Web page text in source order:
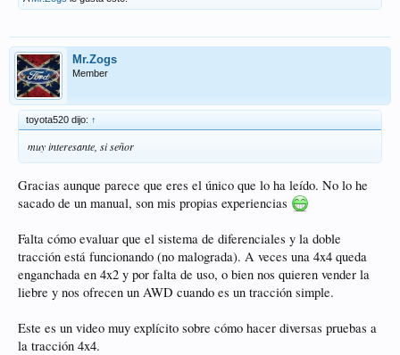
Mr.Zogs
Member
toyota520 dijo: ↑
muy interesante, si señor
Gracias aunque parece que eres el único que lo ha leído. No lo he
sacado de un manual, son mis propias experiencias
Falta cómo evaluar que el sistema de diferenciales y la doble
tracción está funcionando (no malograda). A veces una 4x4 queda
enganchada en 4x2 y por falta de uso, o bien nos quieren vender la
liebre y nos ofrecen un AWD cuando es un tracción simple.
Este es un video muy explícito sobre cómo hacer diversas pruebas a
la tracción 4x4.